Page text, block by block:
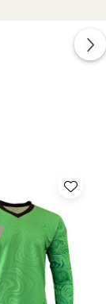
mâinii să
ori
sunt
și pentru